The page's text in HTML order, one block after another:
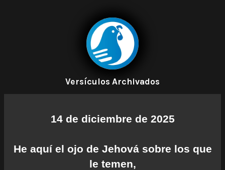
Versículos Archivados
14 de diciembre de 2025
He aquí el ojo de Jehová sobre los que
le temen,